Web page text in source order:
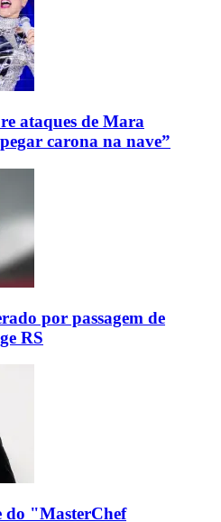
ataques de Mara
carona na nave”
por passagem de
RS
do "MasterChef